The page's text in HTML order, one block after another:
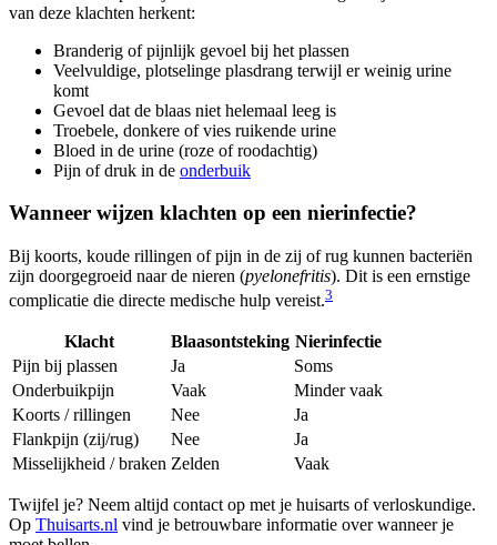
van deze klachten herkent:
Branderig of pijnlijk gevoel bij het plassen
Veelvuldige, plotselinge plasdrang terwijl er weinig urine
komt
Gevoel dat de blaas niet helemaal leeg is
Troebele, donkere of vies ruikende urine
Bloed in de urine (roze of roodachtig)
Pijn of druk in de onderbuik
Wanneer wijzen klachten op een nierinfectie?
Bij koorts, koude rillingen of pijn in de zij of rug kunnen bacteriën
zijn doorgegroeid naar de nieren (pyelonefritis). Dit is een ernstige
complicatie die directe medische hulp vereist.3
Klacht Blaasontsteking Nierinfectie
Pijn bij plassen
Ja
Soms
Onderbuikpijn
Vaak
Minder vaak
Koorts / rillingen
Nee
Ja
Flankpijn (zij/rug)
Nee
Ja
Misselijkheid / braken Zelden Vaak
Twijfel je? Neem altijd contact op met je huisarts of verloskundige.
Op Thuisarts.nl vind je betrouwbare informatie over wanneer je